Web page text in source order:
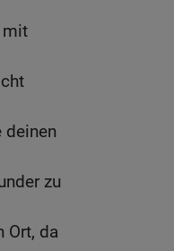
mit
deinen
zu
Ort, da